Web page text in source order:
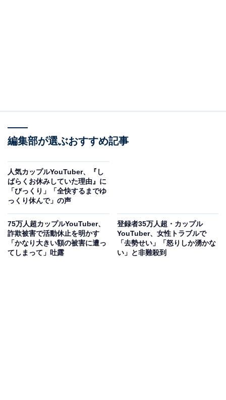
編集部が選ぶおすすめ記事
人気カップルYouTuber、『し
ばらくお休みしていた理由』に
「びっくり」「全快するまでゆ
っくり休んで」の声
75万人超カップルYouTuber、
詐欺被害で活動休止を明かす
「かなり大きい額の被害に遭っ
てしまって」吐露
登録者35万人超・カップル
YouTuber、女性トラブルで
「去勢せい」「怒りしか湧かな
い」と非難殺到